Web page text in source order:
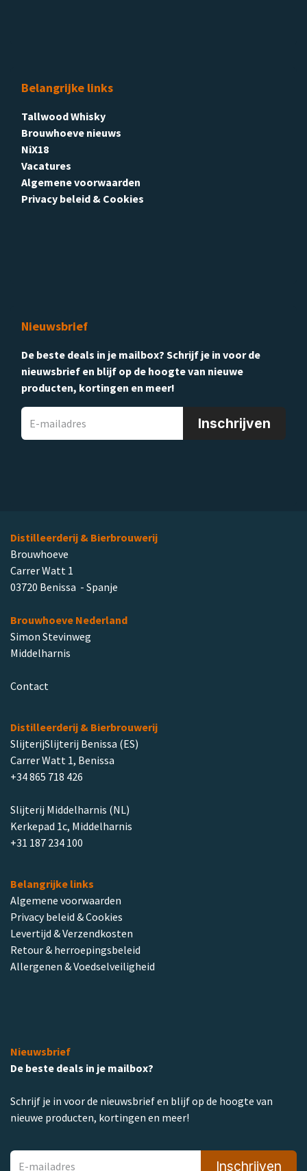
Belangrijke links
Tallwood Whisky
Brouwhoeve nieuws
NiX18
Vacatures
Algemene voorwaarden
Privacy beleid & Cookies
Nieuwsbrief
De beste deals in je mailbox? Schrijf je in voor de
nieuwsbrief en blijf op de hoogte van nieuwe
producten, kortingen en meer!
Inschrijven
Distilleerderij & Bierbrouwerij
Brouwhoeve
Carrer Watt 1
03720 Benissa - Spanje
Brouwhoeve Nederland
Simon Stevinweg
Middelharnis
Contact
Distilleerderij & Bierbrouwerij
SlijterijSlijterij Benissa (ES)
Carrer Watt 1, Benissa
+34 865 718 426
Slijterij Middelharnis (NL)
Kerkepad 1c, Middelharnis
+31 187 234 100
Belangrijke links
Algemene voorwaarden
Privacy beleid & Cookies
Levertijd & Verzendkosten
Retour & herroepingsbeleid
Allergenen & Voedselveiligheid
Nieuwsbrief
De beste deals in je mailbox?
Schrijf je in voor de nieuwsbrief en blijf op de hoogte van
nieuwe producten, kortingen en meer!
Inschrijven